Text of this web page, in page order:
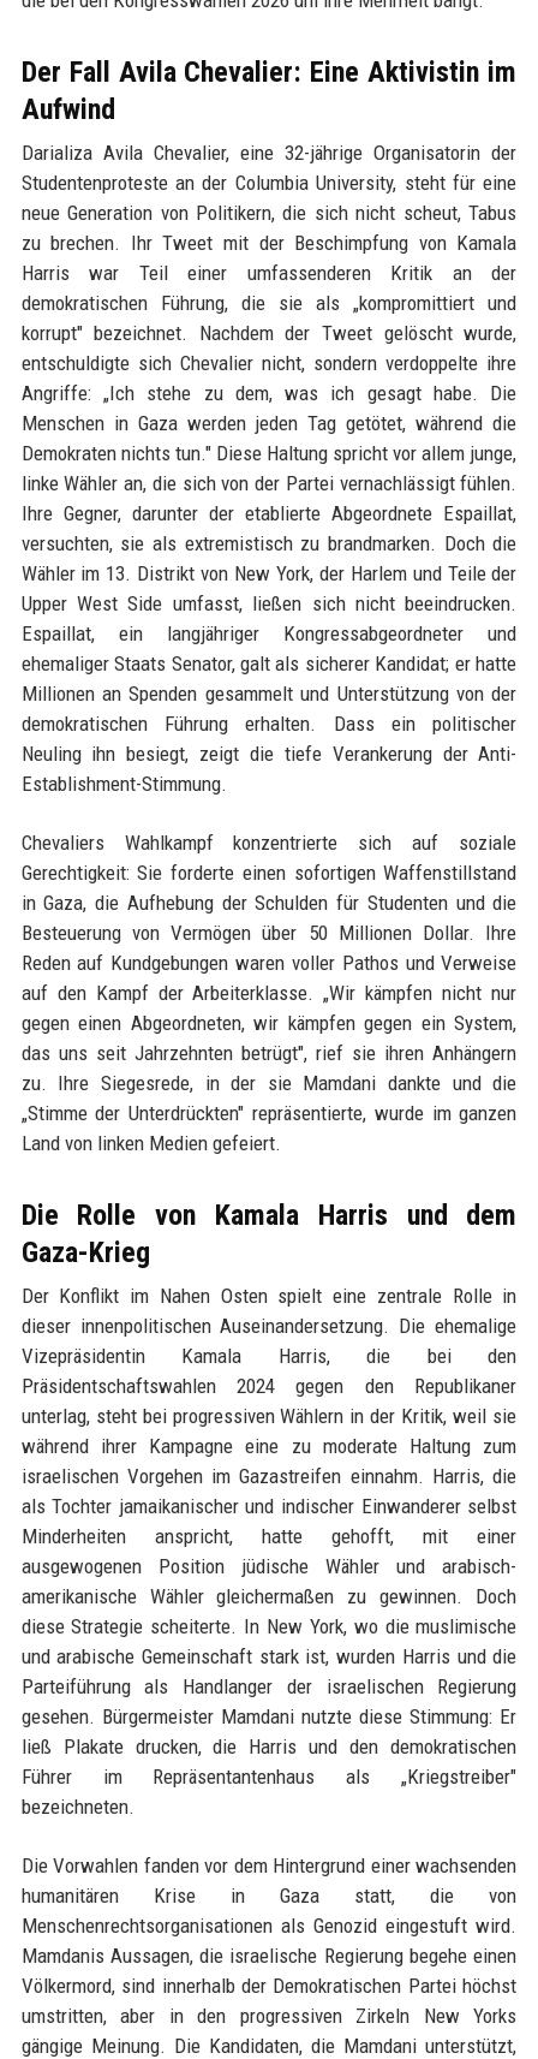
Der Fall Avila Chevalier: Eine Aktivistin im
Aufwind
Darializa Avila Chevalier, eine 32-jährige Organisatorin der
Studentenproteste an der Columbia University, steht für eine
neue Generation von Politikern, die sich nicht scheut, Tabus
zu brechen. Ihr Tweet mit der Beschimpfung von Kamala
Harris war Teil einer umfassenderen Kritik an der
demokratischen Führung, die sie als „kompromittiert und
korrupt" bezeichnet. Nachdem der Tweet gelöscht wurde,
entschuldigte sich Chevalier nicht, sondern verdoppelte ihre
Angriffe: „Ich stehe zu dem, was ich gesagt habe. Die
Menschen in Gaza werden jeden Tag getötet, während die
Demokraten nichts tun." Diese Haltung spricht vor allem junge,
linke Wähler an, die sich von der Partei vernachlässigt fühlen.
Ihre Gegner, darunter der etablierte Abgeordnete Espaillat,
versuchten, sie als extremistisch zu brandmarken. Doch die
Wähler im 13. Distrikt von New York, der Harlem und Teile der
Upper West Side umfasst, ließen sich nicht beeindrucken.
Espaillat, ein langjähriger Kongressabgeordneter und
ehemaliger Staats Senator, galt als sicherer Kandidat; er hatte
Millionen an Spenden gesammelt und Unterstützung von der
demokratischen Führung erhalten. Dass ein politischer
Neuling ihn besiegt, zeigt die tiefe Verankerung der Anti-
Establishment-Stimmung.
Chevaliers Wahlkampf konzentrierte sich auf soziale
Gerechtigkeit: Sie forderte einen sofortigen Waffenstillstand
in Gaza, die Aufhebung der Schulden für Studenten und die
Besteuerung von Vermögen über 50 Millionen Dollar. Ihre
Reden auf Kundgebungen waren voller Pathos und Verweise
auf den Kampf der Arbeiterklasse. „Wir kämpfen nicht nur
gegen einen Abgeordneten, wir kämpfen gegen ein System,
das uns seit Jahrzehnten betrügt", rief sie ihren Anhängern
zu. Ihre Siegesrede, in der sie Mamdani dankte und die
„Stimme der Unterdrückten" repräsentierte, wurde im ganzen
Land von linken Medien gefeiert.
Die Rolle von Kamala Harris und dem
Gaza-Krieg
Der Konflikt im Nahen Osten spielt eine zentrale Rolle in
dieser innenpolitischen Auseinandersetzung. Die ehemalige
Vizepräsidentin Kamala Harris, die bei den
Präsidentschaftswahlen 2024 gegen den Republikaner
unterlag, steht bei progressiven Wählern in der Kritik, weil sie
während ihrer Kampagne eine zu moderate Haltung zum
israelischen Vorgehen im Gazastreifen einnahm. Harris, die
als Tochter jamaikanischer und indischer Einwanderer selbst
Minderheiten anspricht, hatte gehofft, mit einer
ausgewogenen Position jüdische Wähler und arabisch-
amerikanische Wähler gleichermaßen zu gewinnen. Doch
diese Strategie scheiterte. In New York, wo die muslimische
und arabische Gemeinschaft stark ist, wurden Harris und die
Parteiführung als Handlanger der israelischen Regierung
gesehen. Bürgermeister Mamdani nutzte diese Stimmung: Er
ließ Plakate drucken, die Harris und den demokratischen
Führer im Repräsentantenhaus als „Kriegstreiber"
bezeichneten.
Die Vorwahlen fanden vor dem Hintergrund einer wachsenden
humanitären Krise in Gaza statt, die von
Menschenrechtsorganisationen als Genozid eingestuft wird.
Mamdanis Aussagen, die israelische Regierung begehe einen
Völkermord, sind innerhalb der Demokratischen Partei höchst
umstritten, aber in den progressiven Zirkeln New Yorks
gängige Meinung. Die Kandidaten, die Mamdani unterstützt,